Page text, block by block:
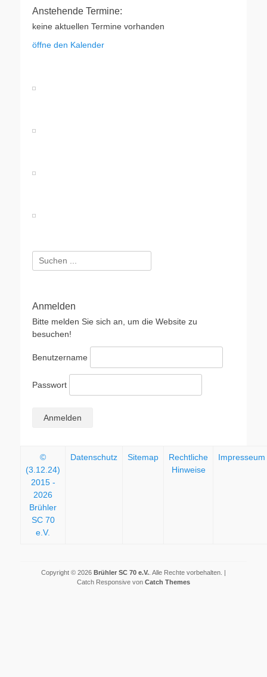
Anstehende Termine:
keine aktuellen Termine vorhanden
öffne den Kalender
Suchen
nach:
Anmelden
Bitte melden Sie sich an, um die Website zu
besuchen!
Benutzername
Passwort
©
(3.12.24)
2015 -
2026
Brühler
SC 70
e.V.
Datenschutz Sitemap
Rechtliche
Hinweise
Impresseum
Copyright © 2026 Brühler SC 70 e.V. . Alle Rechte vorbehalten. |
Catch Responsive von Catch Themes